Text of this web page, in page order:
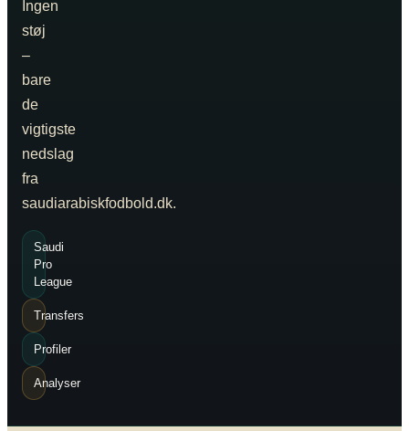
Ingen
støj
–
bare
de
vigtigste
nedslag
fra
saudiarabiskfodbold.dk.
Saudi
Pro
League
Transfers
Profiler
Analyser